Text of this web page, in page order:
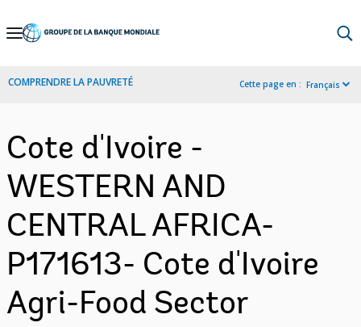
Skip
Navigation
COMPRENDRE LA PAUVRETÉ Cette page en : Français
Cote d'Ivoire -
WESTERN AND
CENTRAL AFRICA-
P171613- Cote d'Ivoire
Agri-Food Sector